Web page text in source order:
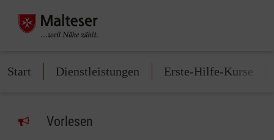
Start Dienstleistungen Erste-Hilfe-Kurse
Vorlesen